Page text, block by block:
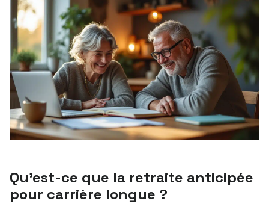
Qu’est-ce que la retraite anticipée
pour carrière longue ?